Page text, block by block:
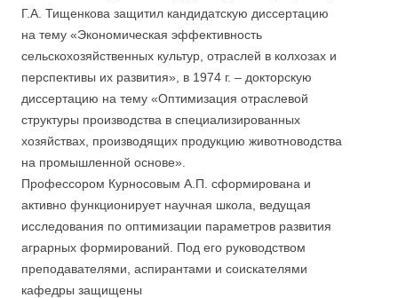
Г.А. Тищенкова защитил кандидатскую диссертацию
на тему «Экономическая эффективность
сельскохозяйственных культур, отраслей в колхозах и
перспективы их развития», в 1974 г. – докторскую
диссертацию на тему «Оптимизация отраслевой
структуры производства в специализированных
хозяйствах, производящих продукцию животноводства
на промышленной основе».
Профессором Курносовым А.П. сформирована и
активно функционирует научная школа, ведущая
исследования по оптимизации параметров развития
аграрных формирований. Под его руководством
преподавателями, аспирантами и соискателями
кафедры защищены